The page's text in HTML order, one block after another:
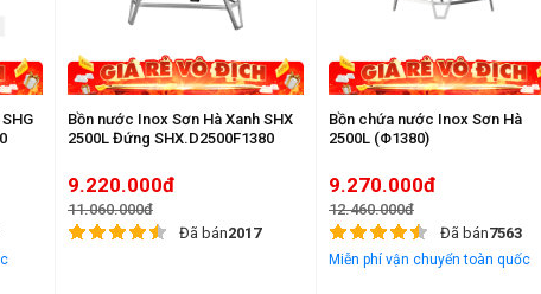
Bồn nước Inox Sơn Hà Xanh SHX
2500L Đứng SHX.D2500F1380
9.220.000đ
11.060.000đ
Đã bán2017
Bồn chứa nước Inox Sơn Hà
2500L (Φ1380)
9.270.000đ
12.460.000đ
Đã bán7563
Miễn phí vận chuyển toàn quốc